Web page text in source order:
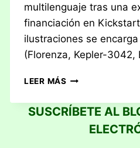
multilenguaje tras una
financiación en
ilustraciones se encarga
(Florenza, Kepler-3042,
LEER MÁS RESEÑA:
SUSCRÍBETE AL